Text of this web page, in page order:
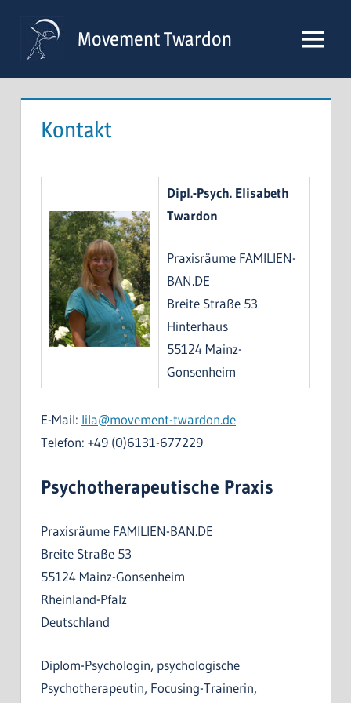
Inhalt
springen
Movement Twardon Menü
Kontakt
Dipl.-Psych. Elisabeth
Twardon
Praxisräume FAMILIEN-
BAN.DE
Breite Straße 53
Hinterhaus
55124 Mainz-
Gonsenheim
E-Mail: lila@movement-twardon.de
Telefon: +49 (0)6131-677229
Psychotherapeutische Praxis
Praxisräume FAMILIEN-BAN.DE
Breite Straße 53
55124 Mainz-Gonsenheim
Rheinland-Pfalz
Deutschland
Diplom-Psychologin, psychologische
Psychotherapeutin, Focusing-Trainerin,